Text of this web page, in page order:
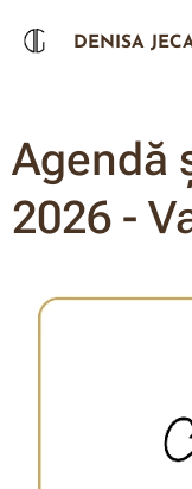
DENISA
Agendă
2026 -